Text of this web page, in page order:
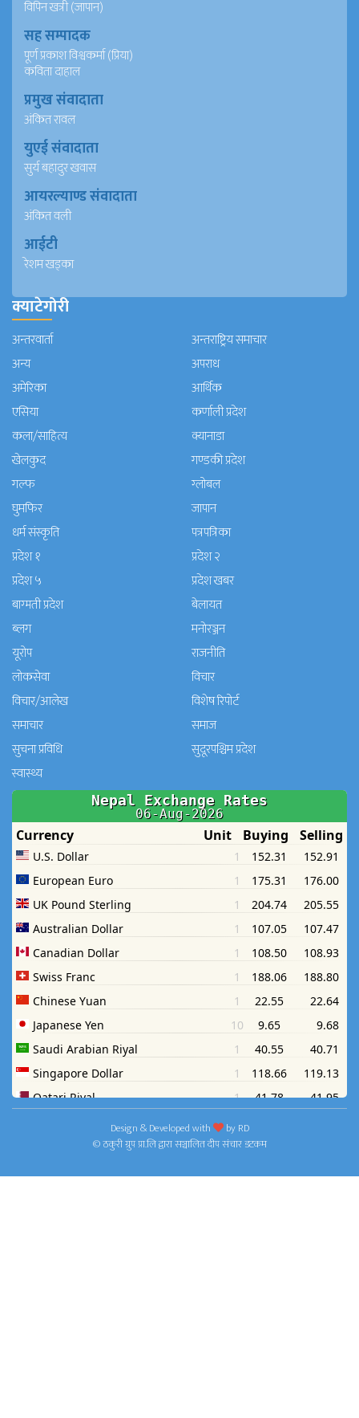
विपिन खत्री (जापान)
सह सम्पादक
पूर्ण प्रकाश विश्वकर्मा (प्रिया)
कविता दाहाल
प्रमुख संवादाता
अंकित रावल
युएई संवादाता
सुर्य बहादुर खवास
आयरल्याण्ड संवादाता
अंकित वली
आईटी
रेशम खड्का
क्याटेगोरी
अन्तरवार्ता
अन्तराष्ट्रिय समाचार
अन्य
अपराध
अमेरिका
आर्थिक
एसिया
कर्णाली प्रदेश
कला/साहित्य
क्यानाडा
खेलकुद
गण्डकी प्रदेश
गल्फ
ग्लोबल
घुमफिर
जापान
धर्म संस्कृति
पत्रपत्रिका
प्रदेश १
प्रदेश २
प्रदेश ५
प्रदेश खबर
बाग्मती प्रदेश
बेलायत
ब्लग
मनाेरञ्जन
यूरोप
राजनीति
लोकसेवा
विचार
विचार/आलेख
विशेष रिपोर्ट
समाचार
समाज
सुचना प्रविधि
सुदूरपश्चिम प्रदेश
स्वास्थ्य
Design & Developed with byRD
© ठकुरी ग्रुप प्रा.लि द्वारा सञ्चालित दीप संचार डटकम